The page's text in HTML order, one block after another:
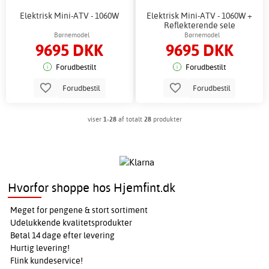
Elektrisk Mini-ATV - 1060W
Børnemodel
9695 DKK
Forudbestilt
Forudbestil
Elektrisk Mini-ATV - 1060W +
Reflekterende sele
Børnemodel
9695 DKK
Forudbestilt
Forudbestil
viser 1-28af totalt 28produkter
Hvorfor shoppe hos Hjemfint.dk
Meget for pengene & stort sortiment
Udelukkende kvalitetsprodukter
Betal 14 dage efter levering
Hurtig levering!
Flink kundeservice!